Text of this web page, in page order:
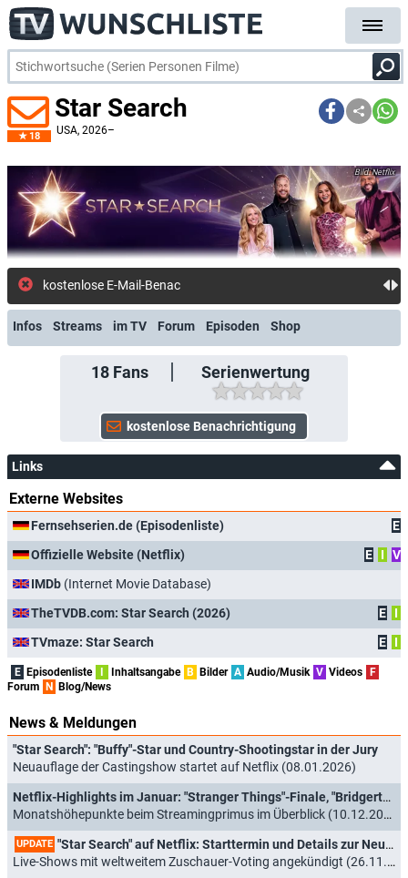
18
Star Search
USA, 2026–
Netflix
kostenlose E-Mail-Benachrichti
Infos Streams im TV Forum Episoden Shop
18Fans Serienwertung
Links
Externe Websites
Fernsehserien.de (Episodenliste)
E
Offizielle Website (Netflix)
E I
V
IMDb (Internet Movie Database)
TheTVDB.com: Star Search (2026)
E
I
TVmaze: Star Search
E I
E Episodenliste I Inhaltsangabe B Bilder A Audio/Musik V Videos F
Forum N Blog/News
News & Meldungen
"Star Search": "Buffy"-Star und Country-Shootingstar in der Jury
Neuauflage der Castingshow startet auf Netflix (08.01.2026)
Netflix-Highlights im Januar: "Stranger Things"-Finale, "Bridgerton", Agatha Christie, James Bond und "Star Search"
Monatshöhepunkte beim Streamingprimus im Überblick (10.12.2025)
UPDATE "Star Search" auf Netflix: Starttermin und Details zur Neuauflage der Castingshow
Live-Shows mit weltweitem Zuschauer-Voting angekündigt (26.11.2025)